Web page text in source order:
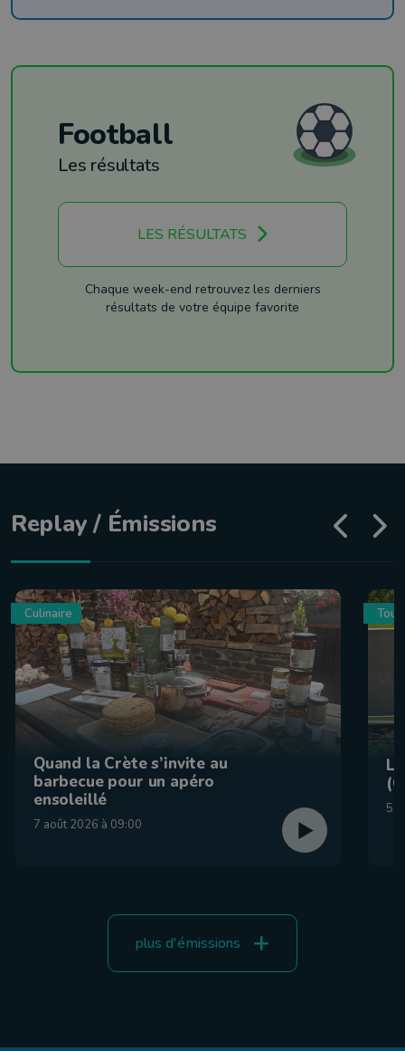
Football
Les résultats
LES RÉSULTATS
Chaque week-end retrouvez les derniers
résultats de votre équipe favorite
Replay / Émissions
Culinaire
Quand la Crète s’invite au
barbecue pour un apéro
ensoleillé
7 août 2026 à 09:00
5
plus d'émissions